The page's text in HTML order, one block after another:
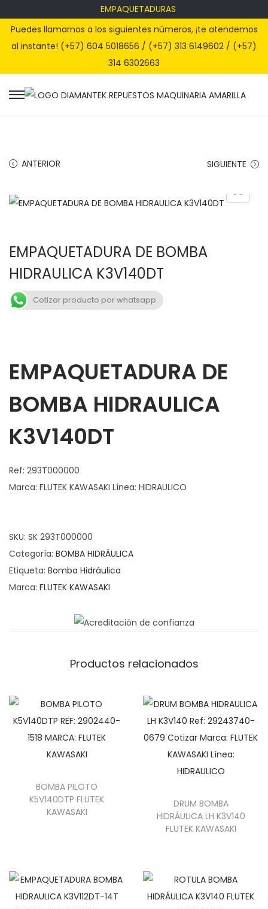
EMPAQUETADURAS
Puedes llamarnos a los siguientes números, ¡te atendemos
al instante! (+57) 604 5018656 / (+57) 313 6149602 / (+57)
314 6302663
S
a
n
a
e
i
n
S
a
o
n
e
o
ANTERIOR SIGUIENTE
EMPAQUETADURA DE BOMBA
HIDRAULICA K3V140DT
Cotizar producto por whatsapp
EMPAQUETADURA DE
BOMBA HIDRAULICA
K3V140DT
Ref: 293T000000
Marca: FLUTEK KAWASAKI Línea: HIDRAULICO
SKU: SK 293T000000
Categoría: BOMBA HIDRÁULICA
Etiqueta: Bomba Hidráulica
Marca: FLUTEK KAWASAKI
Productos relacionados
BOMBA PILOTO
K5V140DTP FLUTEK
KAWASAKI
DRUM BOMBA
HIDRÁULICA LH K3V140
FLUTEK KAWASAKI